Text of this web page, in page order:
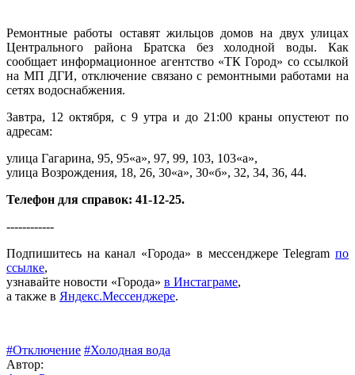
Ремонтные работы оставят жильцов домов на двух улицах
Центрального района Братска без холодной воды. Как
сообщает информационное агентство «ТК Город» со ссылкой
на МП ДГИ, отключение связано с ремонтными работами на
сетях водоснабжения.
Завтра, 12 октября, с 9 утра и до 21:00 краны опустеют по
адресам:
улица Гагарина, 95, 95«а», 97, 99, 103, 103«а»,
улица Возрождения, 18, 26, 30«а», 30«б», 32, 34, 36, 44.
Телефон для справок: 41-12-25.
------------
Подпишитесь на канал «Города» в мессенджере Telegram по
ссылке,
узнавайте новости «Города» в Инстаграме,
а также в Яндекс.Мессенджере.
#Отключение #Холодная вода
Автор: